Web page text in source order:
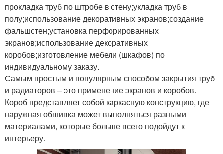
прокладка труб по штробе в стену;укладка труб в
полу;использование декоративных экранов;создание
фальшстен;установка перфорированных
экранов;использование декоративных
коробов;изготовление мебели (шкафов) по
индивидуальному заказу.
Самым простым и популярным способом закрытия труб
и радиаторов – это применение экранов и коробов.
Короб представляет собой каркасную конструкцию, где
наружная обшивка может выполняться разными
материалами, которые больше всего подойдут к
интерьеру.